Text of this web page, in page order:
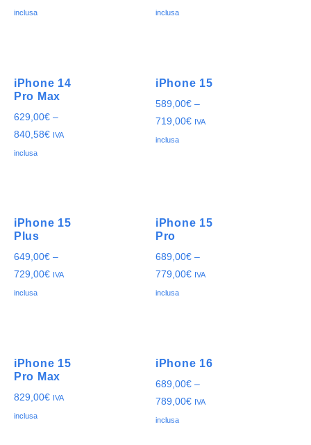
inclusa inclusa
iPhone 14
Pro Max
629,00€ –
840,58€ IVA
inclusa
iPhone 15
589,00€ –
719,00€ IVA
inclusa
iPhone 15
Plus
649,00€ –
729,00€ IVA
inclusa
iPhone 15
Pro
689,00€ –
779,00€ IVA
inclusa
iPhone 15
Pro Max
829,00€ IVA
inclusa
iPhone 16
689,00€ –
789,00€ IVA
inclusa